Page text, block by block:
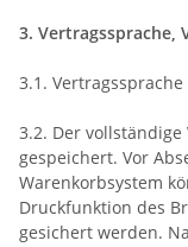
3. Vertragssprache,
3.1.
3.2. Der
gespeichert. Vor
Warenkorbsystem
Druckfunktion des
gesichert werden.